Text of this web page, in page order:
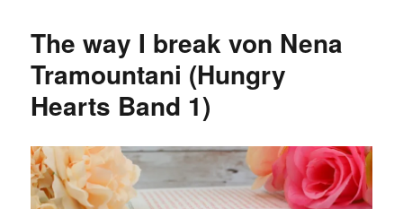
crumble
Band
2)
The way I break von Nena
Tramountani (Hungry
Hearts Band 1)